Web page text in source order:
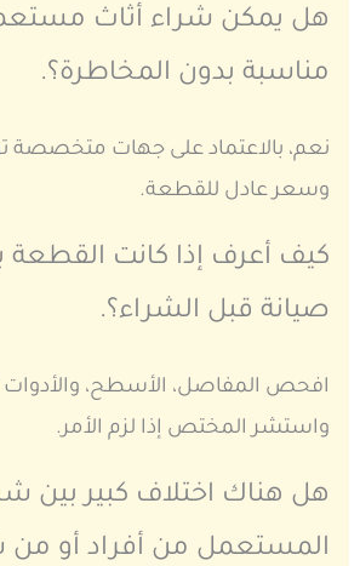
هل يمكن شراء أثاث
مناسبة بدون المخاطرة؟.
نعم، بالاعتماد على جهات متخصصة
وسعر عادل للقطعة.
كيف أعرف إذا كانت القطعة
صيانة قبل الشراء؟.
افحص المفاصل، الأسطح، والأدوات
واستشر المختص إذا لزم الأمر.
هل هناك اختلاف كبير بين
المستعمل من أفراد أو من